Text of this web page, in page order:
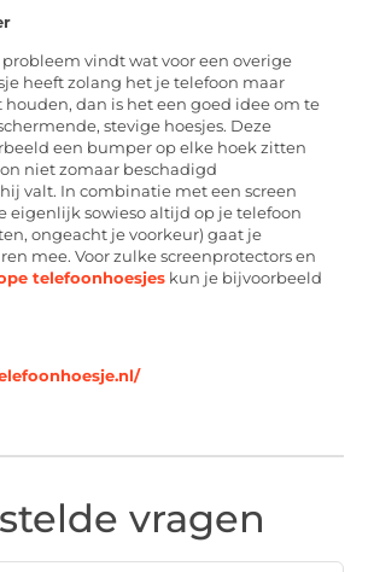
probleem vindt wat voor een overige
heeft zolang het je telefoon maar
houden, dan is het een goed idee om te
stevige hoesjes. Deze
een bumper op elke hoek zitten
niet zomaar beschadigd
valt. In combinatie met een screen
eigenlijk sowieso altijd op je telefoon
, ongeacht je voorkeur) gaat je
mee. Voor zulke screenprotectors en
telefoonhoesjes kun je bijvoorbeeld
vragen